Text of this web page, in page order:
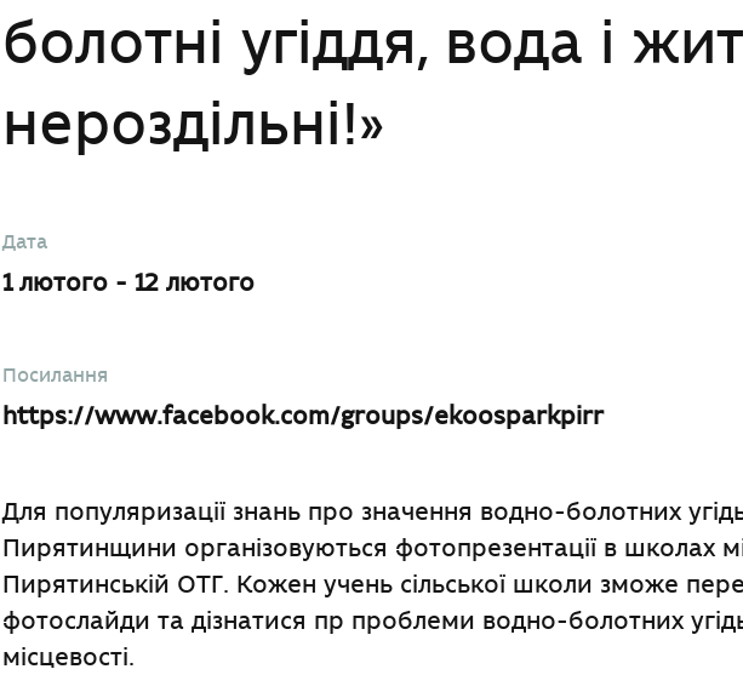
болотні угіддя, вода і
нероздільні!»
Дата
1 лютого - 12 лютого
Посилання
https://www.facebook.com/groups/ekoosparkpirr
Для популяризації знань про значення водно-болотних
Пирятинщини організовуються фотопрезентації в школах
Пирятинській ОТГ. Кожен учень сільської школи зможе
фотослайди та дізнатися пр проблеми водно-болотних
місцевості.